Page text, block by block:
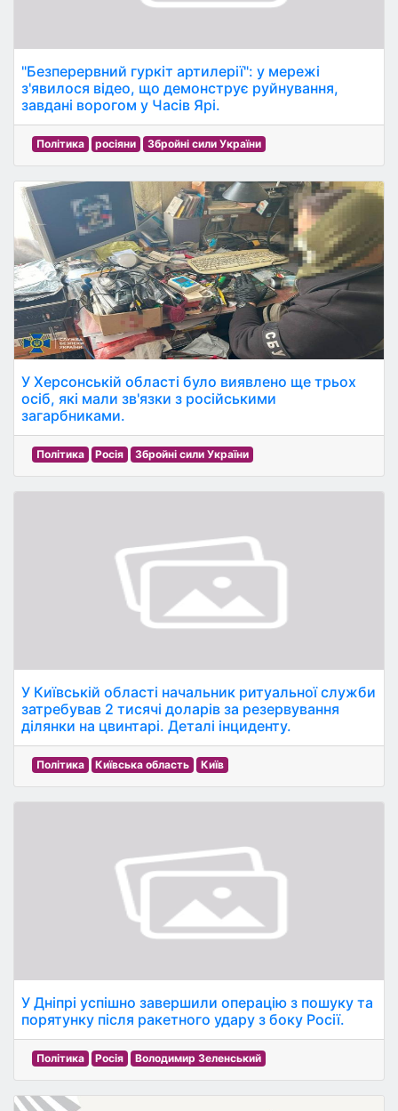
"Безперервний гуркіт артилерії": у мережі
з'явилося відео, що демонструє руйнування,
завдані ворогом у Часів Ярі.
Політика росіяни Збройні сили України
У Херсонській області було виявлено ще трьох
осіб, які мали зв'язки з російськими
загарбниками.
Політика Росія Збройні сили України
У Київській області начальник ритуальної служби
затребував 2 тисячі доларів за резервування
ділянки на цвинтарі. Деталі інциденту.
Політика Київська область Київ
У Дніпрі успішно завершили операцію з пошуку та
порятунку після ракетного удару з боку Росії.
Політика Росія Володимир Зеленський